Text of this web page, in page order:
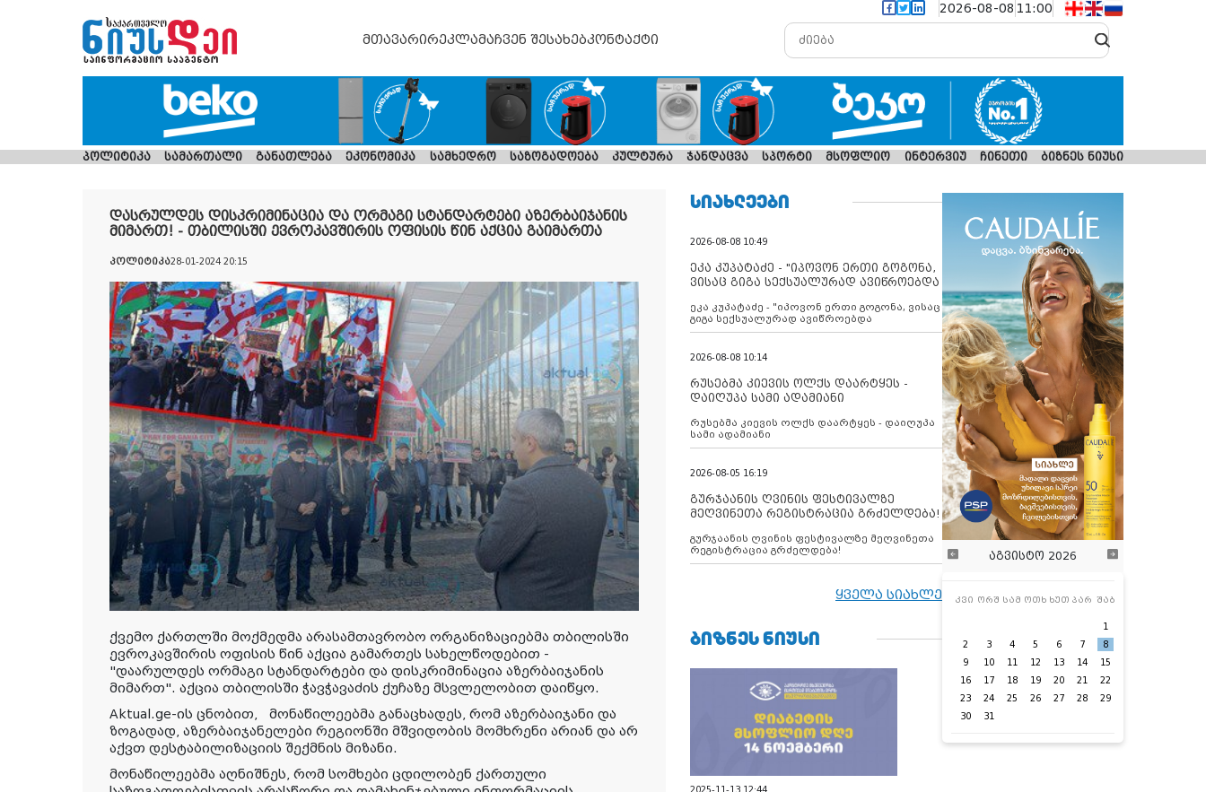
2026-08-08 11:00
მთავარირეკლამაჩვენ შესახებკონტაქტი
პოლიტიკა სამართალი განათლება ეკონომიკა სამხედრო საზოგადოება კულტურა ჯანდაცვა სპორტი მსოფლიო ინტერვიუ ჩინეთი ბიზნეს ნიუსი
დასრულდეს დისკრიმინაცია და ორმაგი სტანდარტები აზერბაიჯანის
მიმართ! - თბილისში ევროკავშირის ოფისის წინ აქცია გაიმართა
პოლიტიკა28-01-2024 20:15
ქვემო ქართლში მოქმედმა არასამთავრობო ორგანიზაციებმა თბილისში
ევროკავშირის ოფისის წინ აქცია გამართეს სახელწოდებით -
"დაარულდეს ორმაგი სტანდარტები და დისკრიმინაცია აზერბაიჯანის
მიმართ". აქცია თბილისში ჭავჭავაძის ქუჩაზე მსვლელობით დაიწყო.
Aktual.ge-ის ცნობით, მონაწილეებმა განაცხადეს, რომ აზერბაიჯანი და
ზოგადად, აზერბაიჯანელები რეგიონში მშვიდობის მომხრენი არიან და არ
აქვთ დესტაბილიზაციის შექმნის მიზანი.
მონაწილეებმა აღნიშნეს, რომ სომხები ცდილობენ ქართული
ᲡᲘᲐᲮᲚᲔᲔᲑᲘ
2026-08-08 10:49
ეკა კუპატაძე - "იპოვონ ერთი გოგონა,
ვისაც გიგა სექსუალურად ავიწროებდა
ეკა კუპატაძე - "იპოვონ ერთი გოგონა, ვისაც
გიგა სექსუალურად ავიწროებდა
2026-08-08 10:14
რუსებმა კიევის ოლქს დაარტყეს -
დაიღუპა სამი ადამიანი
რუსებმა კიევის ოლქს დაარტყეს - დაიღუპა
სამი ადამიანი
2026-08-05 16:19
გურჯაანის ღვინის ფესტივალზე
მეღვინეთა რეგისტრაცია გრძელდება!
გურჯაანის ღვინის ფესტივალზე მეღვინეთა
რეგისტრაცია გრძელდება!
ყველა სიახლე
ᲑᲘᲖᲜᲔᲡ ᲜᲘᲣᲡᲘ
აგვისტო 2026
კვი ორშ სამ ოთხ ხუთ პარ შაბ
1
2
3 4 5 6 7
8
9
10 11 12 13 14
15
16
17 18 19 20 21
22
23
24 25 26 27 28
29
30
31